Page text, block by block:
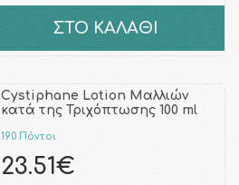
ΣΤΟ ΚΑΛΑΘΙ
Cystiphane Lotion Μαλλιών
κατά της Τριχόπτωσης 100 ml
190 Πόντοι
23.51€